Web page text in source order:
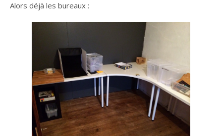
Alors déjà les bureaux :